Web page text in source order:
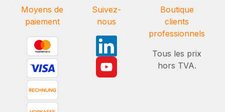
Moyens de
paiement
Suivez-
nous
Boutique
clients
professionnels
Tous les prix
hors TVA.